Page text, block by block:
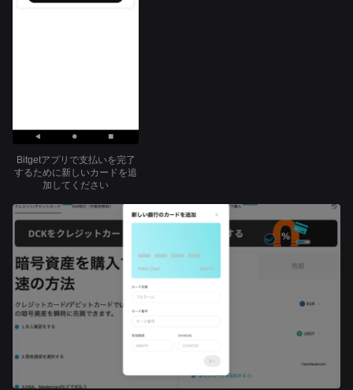
Bitgetアプリで支払いを完了
するために新しいカードを追
加してください